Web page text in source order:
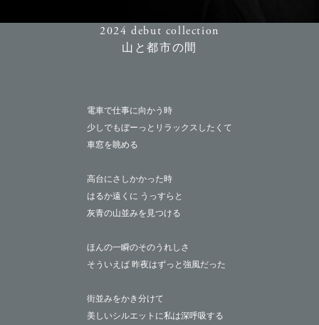
2024 debut collection
山と都市の間
電車で仕事に向かう時
少しでもぼーっとリラックスしたくて
車窓を眺める
高台にさしかかった時
はるか遠くに うっすらと
灰青の山並みを見つける
ほんの一瞬のそのうれしさ
そういえば 昨夜はずっと強風だった
街並みをかき分けて
美しいシルエットに私は深呼吸する